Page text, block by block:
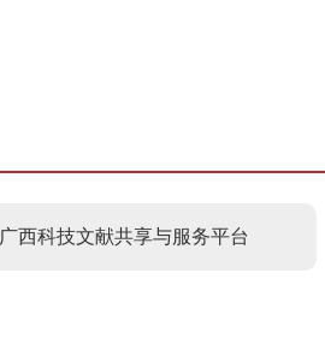
广西科技文献共享与服务平台